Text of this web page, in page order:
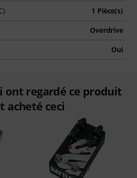
1 Pièce(s)
Overdrive
Oui
ont regardé ce produit
acheté ceci